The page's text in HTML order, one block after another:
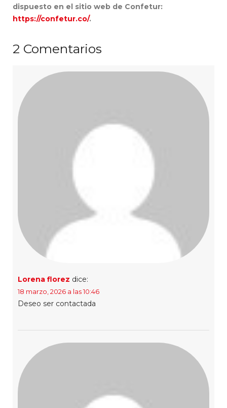
dispuesto en el sitio web de Confetur:
https://confetur.co/.
2 Comentarios
Lorena florez dice:
18 marzo, 2026 a las 10:46
Deseo ser contactada